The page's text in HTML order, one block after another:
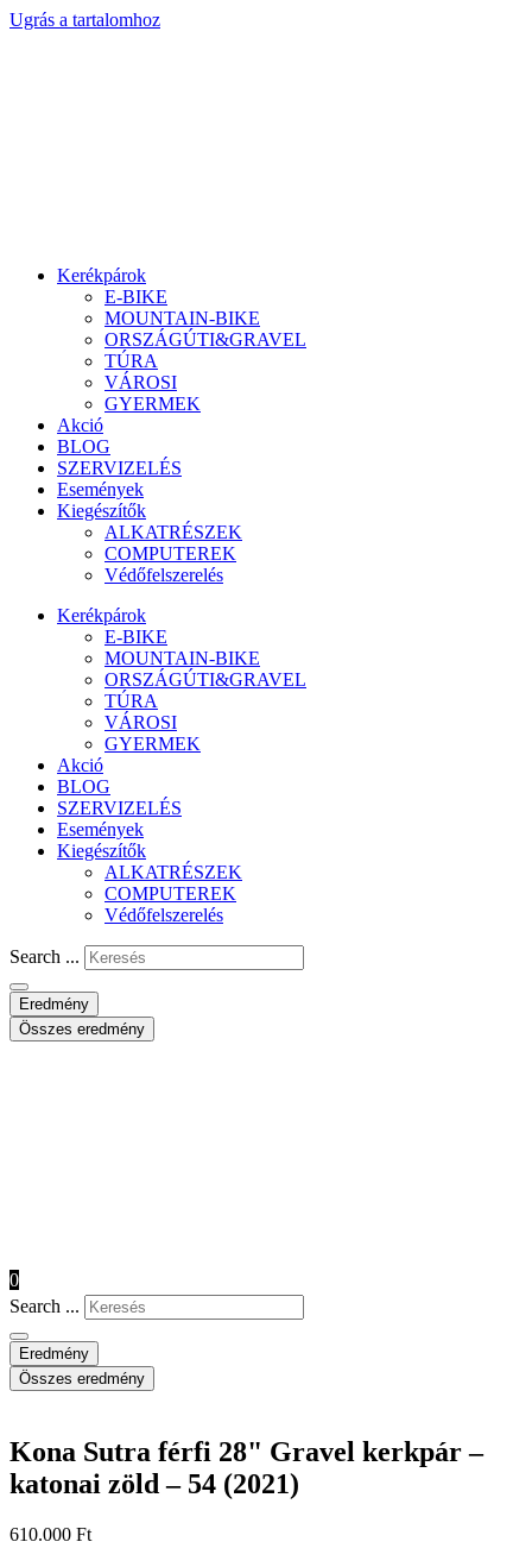
Ugrás a tartalomhoz
Kerékpárok
E-BIKE
MOUNTAIN-BIKE
ORSZÁGÚTI&GRAVEL
TÚRA
VÁROSI
GYERMEK
Akció
BLOG
SZERVIZELÉS
Események
Kiegészítők
ALKATRÉSZEK
COMPUTEREK
Védőfelszerelés
Kerékpárok
E-BIKE
MOUNTAIN-BIKE
ORSZÁGÚTI&GRAVEL
TÚRA
VÁROSI
GYERMEK
Akció
BLOG
SZERVIZELÉS
Események
Kiegészítők
ALKATRÉSZEK
COMPUTEREK
Védőfelszerelés
Search ...
Eredmény
Összes eredmény
0
Search ...
Eredmény
Összes eredmény
Kona Sutra férfi 28" Gravel kerkpár –
katonai zöld – 54 (2021)
610.000 Ft